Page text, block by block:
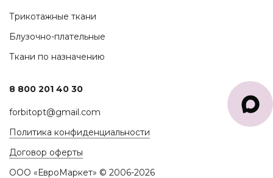
Трикотажные ткани
Блузочно-плательные
Ткани по назначению
8 800 201 40 30
forbitopt@gmail.com
Политика конфиденциальности
Договор оферты
ООО «ЕвроМаркет» © 2006-2026